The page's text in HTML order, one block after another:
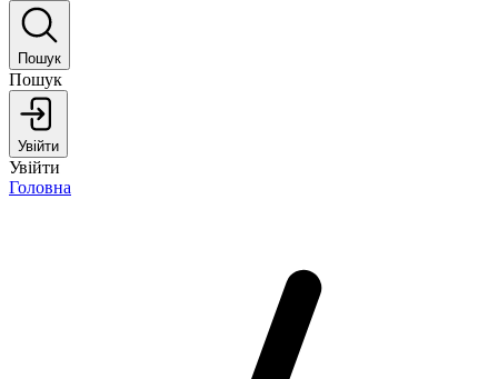
Пошук
Пошук
Увійти
Увійти
Головна